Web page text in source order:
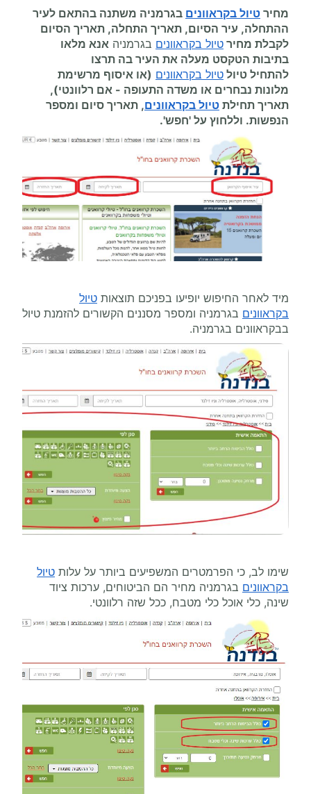
מחיר טיול בקראוונים בגרמניה משתנה בהתאם לעיר
ההתחלה, עיר הסיום, תאריך התחלה, תאריך הסיום
לקבלת מחיר טיול בקראוונים בגרמניה אנא מלאו
בתיבות הטקסט מעלה את העיר בה תרצו
להתחיל טיול טיול בקראוונים (או איסוף מרשימת
מלונות נבחרים או משדה התעופה - אם רלוונטי),
תאריך תחילת טיול בקראוונים, תאריך סיום ומספר
הנפשות. וללחוץ על 'חפש'.
מיד לאחר החיפוש יופיעו בפניכם תוצאות טיול
בקראוונים בגרמניה ומספר מסננים הקשורים להזמנת טיול
בבקראוונים בגרמניה.
שימו לב, כי הפרמטרים המשפיעים ביותר על עלות טיול
בקראוונים בגרמניה מחיר הם הביטוחים, ערכות ציוד
שינה, כלי אוכל כלי מטבח, ככל שזה רלוונטי.